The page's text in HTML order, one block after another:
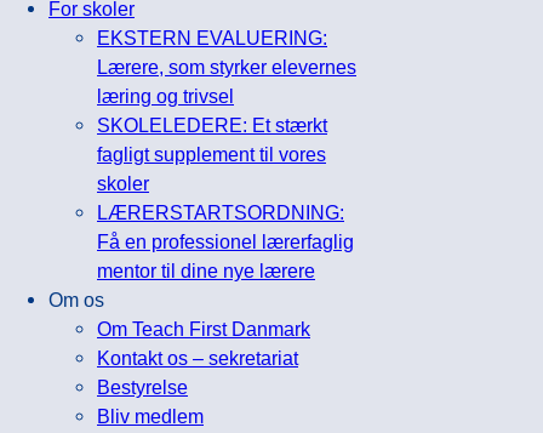
For skoler
EKSTERN EVALUERING:
Lærere, som styrker elevernes
læring og trivsel
SKOLELEDERE: Et stærkt
fagligt supplement til vores
skoler
LÆRERSTARTSORDNING:
Få en professionel lærerfaglig
mentor til dine nye lærere
Om os
Om Teach First Danmark
Kontakt os – sekretariat
Bestyrelse
Bliv medlem